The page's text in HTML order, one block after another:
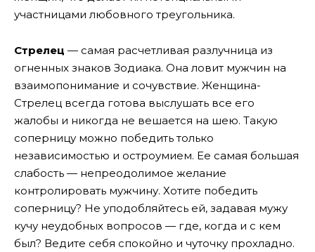
участницами любовного треугольника.
Стрелец — самая расчетливая разлучница из
огненных знаков Зодиака. Она ловит мужчин на
взаимопонимание и сочувствие. Женщина-
Стрелец всегда готова выслушать все его
жалобы и никогда не вешается на шею. Такую
соперницу можно победить только
независимостью и остроумием. Ее самая большая
слабость — непреодолимое желание
контролировать мужчину. Хотите победить
соперницу? Не уподобляйтесь ей, задавая мужу
кучу неудобных вопросов — где, когда и с кем
был? Ведите себя спокойно и чуточку прохладно.